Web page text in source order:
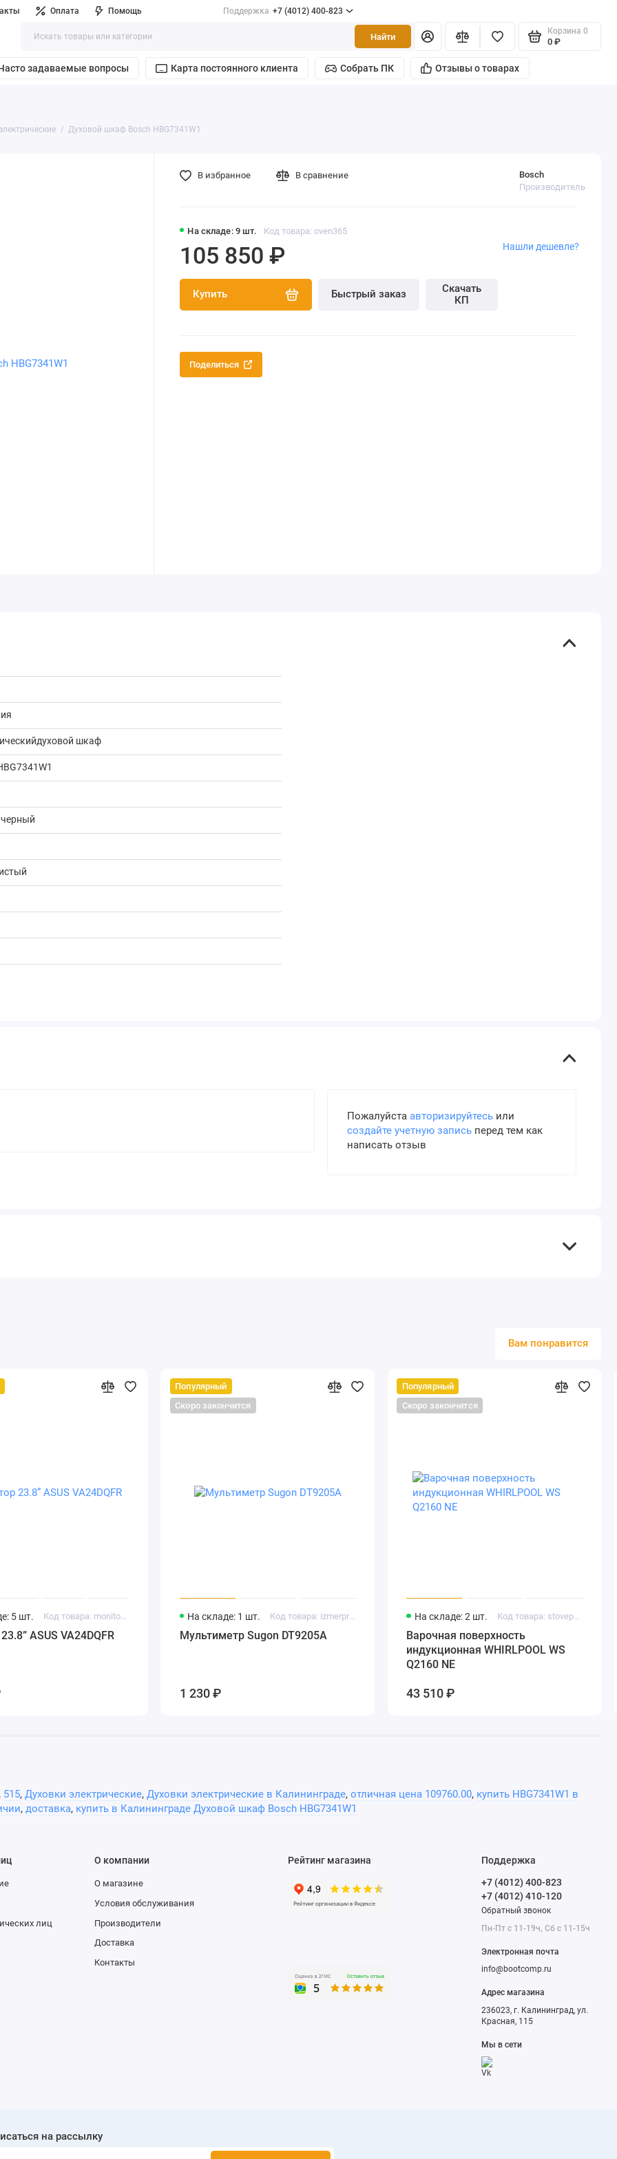
Оплата Помощь Поддержка +7 (4012) 400-823
Найти
Корзина 0
0 ₽
задаваемые вопросы Карта постоянного клиента Собрать ПК Отзывы о товарах
Духовой шкаф Bosch HBG7341W1
На складе: 9 шт. Код товара: oven365
Bosch
Производитель
105 850 ₽
Купить Быстрый заказ
Скачать
КП
Нашли дешевле?
В избранное В сравнение
Поделиться
шкаф
Пожалуйста авторизируйтесьили
создайте учетную записьперед тем как
написать отзыв
Вам понравится
5 шт. Код товара: monitor2325_170
ASUS VA24DQFR
Популярный
Скоро закончится
На складе: 1 шт. Код товара: izmerpr11
Мультиметр Sugon DT9205A
1 230 ₽
Популярный
Скоро закончится
На складе: 2 шт. Код товара: stovepanel10
Варочная поверхность
индукционная WHIRLPOOL WS
Q2160 NE
43 510 ₽
515, Духовки электрические, Духовки электрические в Калининграде, отличная цена 109760.00, купить HBG7341W1 в
, доставка, купить в Калининграде Духовой шкаф Bosch HBG7341W1
лиц
О компании
О магазине
Условия обслуживания
Производители
Доставка
Контакты
Рейтинг магазина
Поддержка
+7 (4012) 400-823
+7 (4012) 410-120
Обратный звонок
Пн-Пт с 11-19ч, Сб с 11-15ч
Электронная почта
info@bootcomp.ru
Адрес магазина
236023, г. Калининград, ул.
Красная, 115
Мы в сети
на рассылку